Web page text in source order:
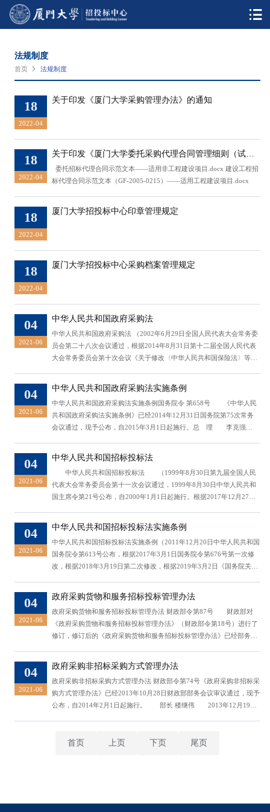
法规制度
首页 法规制度
18
2022-04
关于印发《厦门大学采购管理办法》的通知
18
2022-04
关于印发《厦门大学委托采购代理合同管理细则（试
委托招标代理合同示范文本——适用非工程建设项目.docx 建设工程招
标代理合同示范文本（GF-2005-0215）——适用工程建设项目.docx
18
2022-04
厦门大学招投标中心印章管理规定
18
2022-04
厦门大学招投标中心采购档案管理规定
04
2021-06
中华人民共和国政府采购法
中华人民共和国政府采购法 （2002年6月29日全国人民代表大会常务委
员会第二十八次会议通过，根据2014年8月31日第十二届全国人民代表
大会常务委员会第十次会议《关于修改〈中华人民共和国保险法〉等五
护政府采购当事人的合法权益，促进廉政建设，制定本法。 第二条
在中华人民共和国境内进行...
04
2021-06
中华人民共和国政府采购法实施条例
中华人民共和国政府采购法实施条例​国务院令 第658号 《中华人民
共和国政府采购法实施条例》已经2014年12月31日国务院第75次常务
会议通过，现予公布，自2015年3月1日起施行。总 理 李克强
府采购法第二条所称财政性资金是指纳入预算管理的资金。 以财政
性资金作为还款来源的借贷资金，...
04
2021-06
中华人民共和国招标投标法
中华人民共和国招标投标法 （1999年8月30日第九届全国人民
代表大会常务委员会第十一次会议通过，1999年8月30日中华人民共和
国主席令第21号公布，自2000年1月1日起施行。根据2017年12月27日
正） 第一章 总则第一条 为了规范招标投标活动，保护国家利
益、社会公共利益和招标投标活动...
04
2021-06
中华人民共和国招标投标法实施条例
中华人民共和国招标投标法实施条例（2011年12月20日中华人民共和国
国务院令第613号公布，根据2017年3月1日国务院令第676号第一次修
改，根据2018年3月19日第二次修改，根据2019年3月2日《国务院关于
标法》（以下简称招标投标法），制定本条例。第二条 招标投标法第三
条所称工程建设项目，是指...
04
2021-06
政府采购货物和服务招标投标管理办法
政府采购货物和服务招标投标管理办法 财政部令第87号 财政部对
《政府采购货物和服务招标投标管理办法》（财政部令第18号）进行了
修订，修订后的《政府采购货物和服务招标投标管理办法》已经部务会
的采购行为，加强对政府采购货物和服务招标投标活动的监督管理，维
护国家利益、社会公共利益和...
04
2021-06
政府采购非招标采购方式管理办法
政府采购非招标采购方式管理办法 财政部令第74号《政府采购非招标采
购方式管理办法》已经2013年10月28日财政部部务会议审议通过，现予
公布，自2014年2月1日起施行。 部长 楼继伟 2013年12月19
事人的合法权益，依据《中华人民共和国政府采购法》(以下简称政府采
首页 上页 下页 尾页